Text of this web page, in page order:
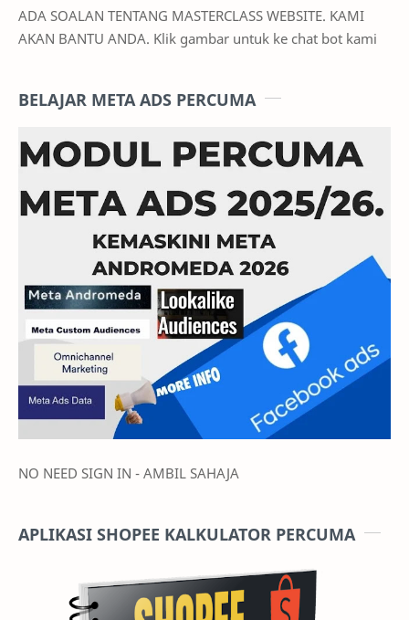
ADA SOALAN TENTANG MASTERCLASS WEBSITE. KAMI
AKAN BANTU ANDA. Klik gambar untuk ke chat bot kami
BELAJAR META ADS PERCUMA
NO NEED SIGN IN - AMBIL SAHAJA
APLIKASI SHOPEE KALKULATOR PERCUMA